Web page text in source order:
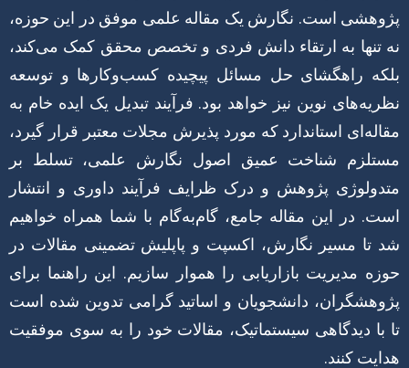
پژوهشی است. نگارش یک مقاله علمی موفق در این حوزه،
نه تنها به ارتقاء دانش فردی و تخصص محقق کمک می‌کند،
بلکه راهگشای حل مسائل پیچیده کسب‌وکارها و توسعه
نظریه‌های نوین نیز خواهد بود. فرآیند تبدیل یک ایده خام به
مقاله‌ای استاندارد که مورد پذیرش مجلات معتبر قرار گیرد،
مستلزم شناخت عمیق اصول نگارش علمی، تسلط بر
متدولوژی پژوهش و درک ظرایف فرآیند داوری و انتشار
است. در این مقاله جامع، گام‌به‌گام با شما همراه خواهیم
شد تا مسیر نگارش، اکسپت و پاپلیش تضمینی مقالات در
حوزه مدیریت بازاریابی را هموار سازیم. این راهنما برای
پژوهشگران، دانشجویان و اساتید گرامی تدوین شده است
تا با دیدگاهی سیستماتیک، مقالات خود را به سوی موفقیت
هدایت کنند.